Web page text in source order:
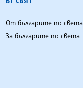
От българите по света
За българите по света